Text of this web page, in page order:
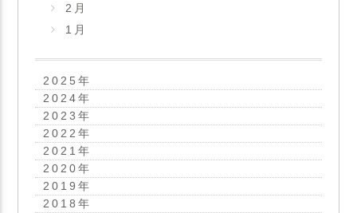
2月
1月
2025 年
2024年
2023 年
2022 年
2021 年
2020年
2019 年
2018 年